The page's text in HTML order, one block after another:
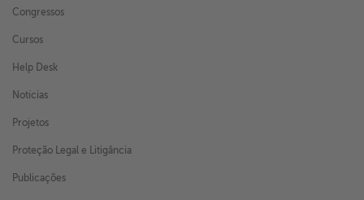
Congressos
Cursos
Help Desk
Notícias
Projetos
Proteção Legal e Litigância
Publicações